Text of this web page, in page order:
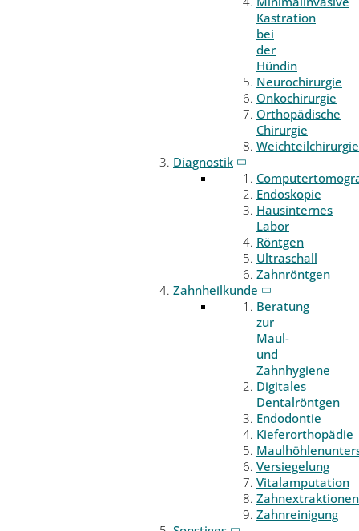
Kastration
bei
der
Hündin
Neurochirurgie
Onkochirurgie
Orthopädische
Chirurgie
Weichteilchirurgie
Diagnostik
Endoskopie
Hausinternes
Labor
Röntgen
Ultraschall
Zahnröntgen
Zahnheilkunde
Beratung
zur
Maul-
und
Zahnhygiene
Digitales
Dentalröntgen
Endodontie
Kieferorthopädie
Versiegelung
Vitalamputation
Zahnextraktionen
Zahnreinigung